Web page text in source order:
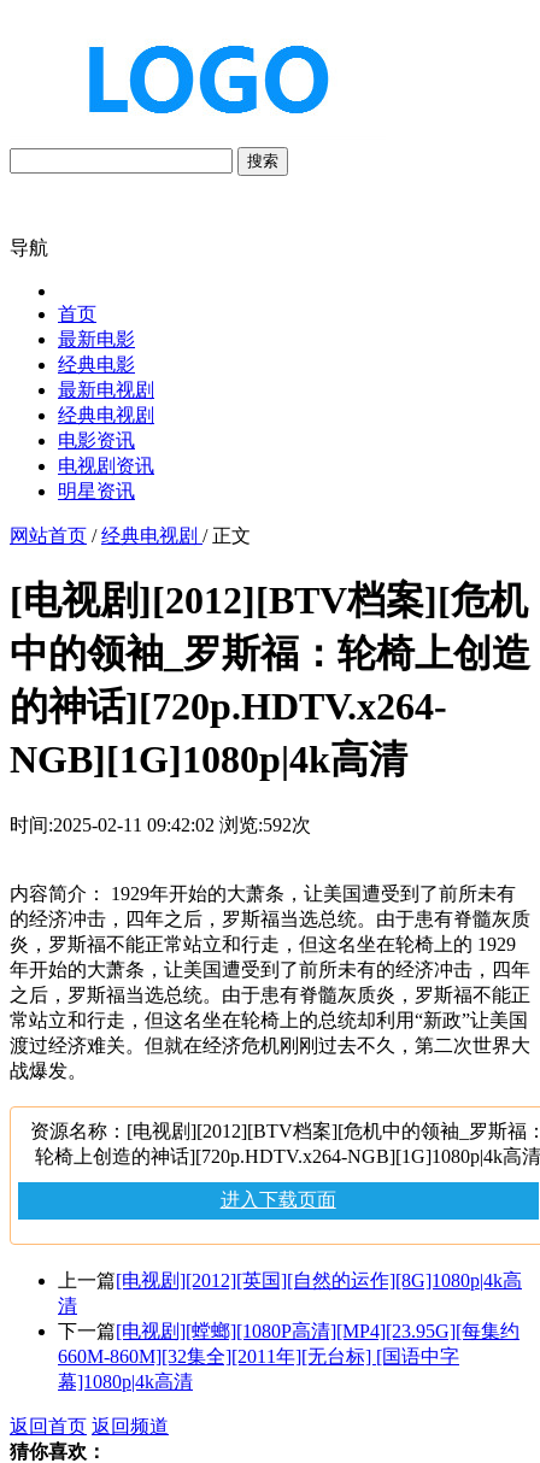
搜索
导航
首页
最新电影
经典电影
最新电视剧
经典电视剧
电影资讯
电视剧资讯
明星资讯
网站首页 /经典电视剧 / 正文
[电视剧][2012][BTV档案][危机
中的领袖_罗斯福：轮椅上创造
的神话][720p.HDTV.x264-
NGB][1G]1080p|4k高清
时间:2025-02-11 09:42:02 浏览:592次
内容简介： 1929年开始的大萧条，让美国遭受到了前所未有
的经济冲击，四年之后，罗斯福当选总统。由于患有脊髓灰质
炎，罗斯福不能正常站立和行走，但这名坐在轮椅上的 1929
年开始的大萧条，让美国遭受到了前所未有的经济冲击，四年
之后，罗斯福当选总统。由于患有脊髓灰质炎，罗斯福不能正
常站立和行走，但这名坐在轮椅上的总统却利用“新政”让美国
渡过经济难关。但就在经济危机刚刚过去不久，第二次世界大
战爆发。
资源名称：[电视剧][2012][BTV档案][危机中的领袖_罗斯福
轮椅上创造的神话][720p.HDTV.x264-NGB][1G]1080p|4k高
进入下载页面
上一篇[电视剧][2012][英国][自然的运作][8G]1080p|4k高
清
下一篇[电视剧][螳螂][1080P高清][MP4][23.95G][每集约
660M-860M][32集全][2011年][无台标] [国语中字
幕]1080p|4k高清
返回首页 返回频道
猜你喜欢：